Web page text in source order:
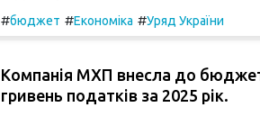
#бюджет #Економіка #Уряд України
Компанія МХП внесла до
гривень податків за 2025 рік.